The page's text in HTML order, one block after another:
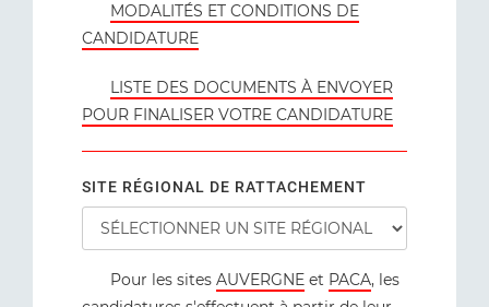
MODALITÉS ET CONDITIONS DE
CANDIDATURE
LISTE DES DOCUMENTS À ENVOYER
POUR FINALISER VOTRE CANDIDATURE
SITE RÉGIONAL DE RATTACHEMENT
Pour les sites AUVERGNEet PACA, les